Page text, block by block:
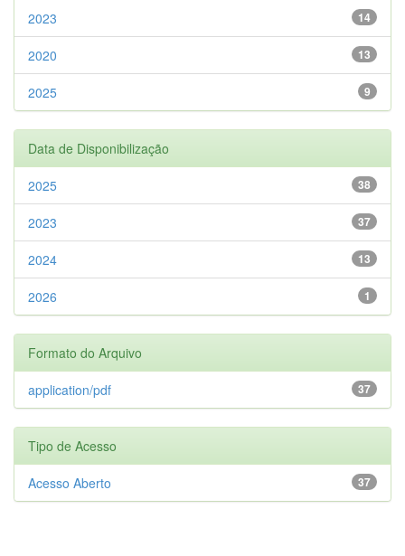
14
2023
13
2020
9
2025
Data de Disponibilização
38
2025
37
2023
13
2024
1
2026
Formato do Arquivo
37
application/pdf
Tipo de Acesso
37
Acesso Aberto